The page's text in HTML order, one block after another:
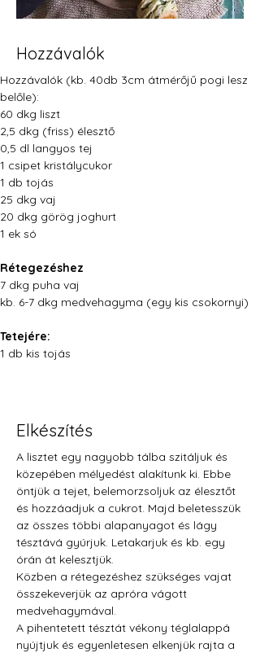
Hozzávalók
Hozzávalók (kb. 40db 3cm átmérőjű pogi lesz
belőle):
60 dkg liszt
2,5 dkg (friss) élesztő
0,5 dl langyos tej
1 csipet kristálycukor
1 db tojás
25 dkg vaj
20 dkg görög joghurt
1 ek só
Rétegezéshez
7 dkg puha vaj
kb. 6-7 dkg medvehagyma (egy kis csokornyi)
Tetejére:
1 db kis tojás
Elkészítés
A lisztet egy nagyobb tálba szitáljuk és
közepében mélyedést alakítunk ki. Ebbe
öntjük a tejet, belemorzsoljuk az élesztőt
és hozzáadjuk a cukrot. Majd beletesszük
az összes többi alapanyagot és lágy
tésztává gyúrjuk. Letakarjuk és kb. egy
órán át kelesztjük.
Közben a rétegezéshez szükséges vajat
összekeverjük az apróra vágott
medvehagymával.
A pihentetett tésztát vékony téglalappá
nyújtjuk és egyenletesen elkenjük rajta a